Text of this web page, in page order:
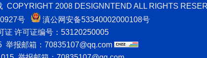
2008 DESIGNNTEND ALL RIGHTS
号
滇公网安备53340002000108号
证 许可证编号：53120250005
举报邮箱：70835107@qq.com